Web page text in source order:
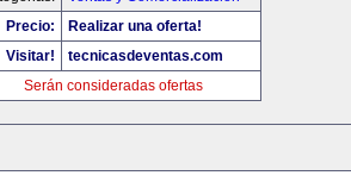
Precio:
Realizar una oferta!
Visitar!
tecnicasdeventas.com
Serán consideradas ofertas